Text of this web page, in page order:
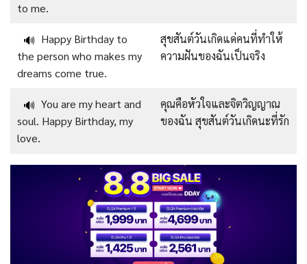
to me.
🔊 Happy Birthday to
the person who makes my
dreams come true.
สุขสันต์วันเกิดแด่คนที่ทำให้
ความฝันของฉันเป็นจริง
🔊 You are my heart and
soul. Happy Birthday, my
love.
คุณคือหัวใจและจิตวิญญาณ
ของฉัน สุขสันต์วันเกิดนะที่รัก